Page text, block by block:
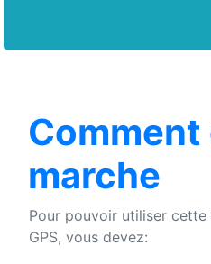
Comment
marche
Pour pouvoir utiliser
GPS, vous devez: